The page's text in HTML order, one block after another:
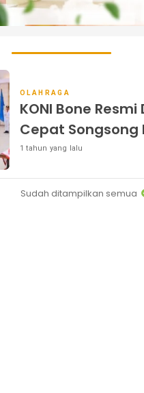
OLAHRAGA
KONI Bone
Cepat Songsong
1 tahun yang lalu
Sudah ditampilkan semua